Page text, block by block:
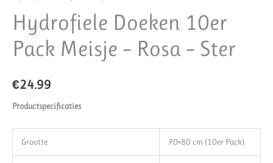
Hydrofiele Doeken 10er
Pack Meisje – Rosa – ‎Ster
€24.99
Productspecificaties
Grootte 70×80 cm (10er Pack)